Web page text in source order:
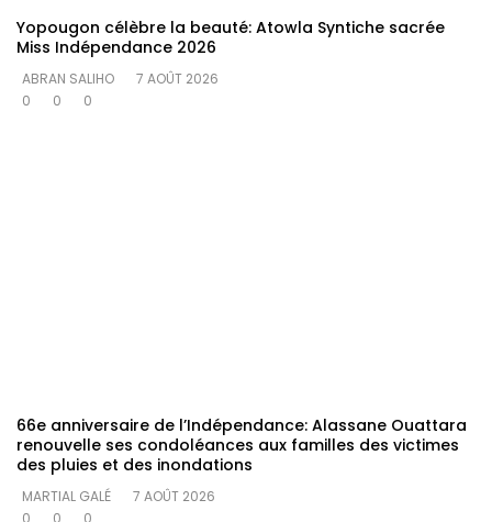
Yopougon célèbre la beauté: Atowla Syntiche sacrée
Miss Indépendance 2026
ABRAN SALIHO
7 AOÛT 2026
0
0 0
66e anniversaire de l’Indépendance: Alassane Ouattara
renouvelle ses condoléances aux familles des victimes
des pluies et des inondations
MARTIAL GALÉ
7 AOÛT 2026